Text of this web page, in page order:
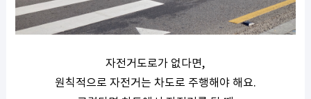
자전거도로가 없다면,
원칙적으로 자전거는 차도로 주행해야 해요.